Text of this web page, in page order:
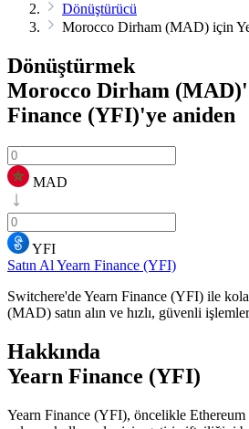
Dönüştürücü
Morocco Dirham (MAD) için
Dönüştürmek
Morocco Dirham
Finance (YFI)'ye aniden
MAD
YFI
Satın Al Yearn Finance (YFI)
Switchere'de Yearn Finance (YFI) ile
(MAD) satın alın ve hızlı, güvenli
Hakkında
Yearn Finance (YFI)
Yearn Finance (YFI), öncelikle